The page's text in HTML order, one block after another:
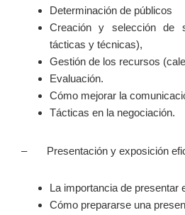
Determinación de públicos
Creación y selección de
tácticas y técnicas),
Gestión de los recursos
Evaluación.
Cómo mejorar la
Tácticas en la negociación.
– Presentación y exposición
La importancia de presentar
Cómo prepararse una